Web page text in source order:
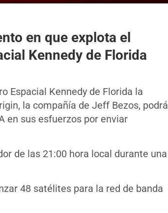
en que explota el
Kennedy de Florida
Espacial Kennedy de Florida la
la compañía de Jeff Bezos, podrá
en sus esfuerzos por enviar
de las 21:00 hora local durante una
48 satélites para la red de banda